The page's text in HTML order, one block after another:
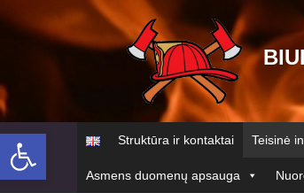
Open toolbar Struktūra ir kontaktai Teisinė
Asmens duomenų apsauga